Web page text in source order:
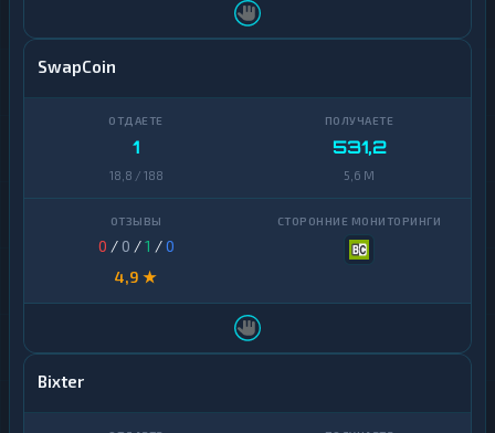
SwapCoin
1
18,8 / 188
531,2
5,6 M
0 / 0 /1 /0
4,9 ★
Bixter